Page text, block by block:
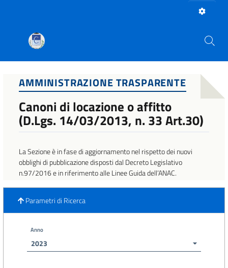
AMMINISTRAZIONE TRASPARENTE
Canoni di locazione o affitto
(D.Lgs. 14/03/2013, n. 33 Art.30)
La Sezione è in fase di aggiornamento nel rispetto dei nuovi
obblighi di pubblicazione disposti dal Decreto Legislativo
n.97/2016 e in riferimento alle Linee Guida dell’ANAC.
Parametri di Ricerca
Anno
2023